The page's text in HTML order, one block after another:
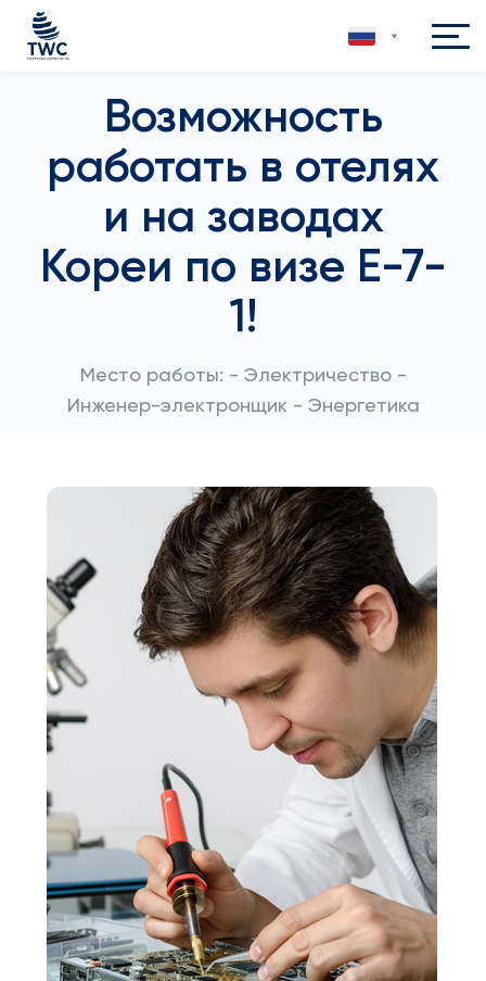
Возможность
работать в отелях
и на заводах
Кореи по визе Е-7-
1!
Место работы: - Электричество -
Инженер-электронщик - Энергетика